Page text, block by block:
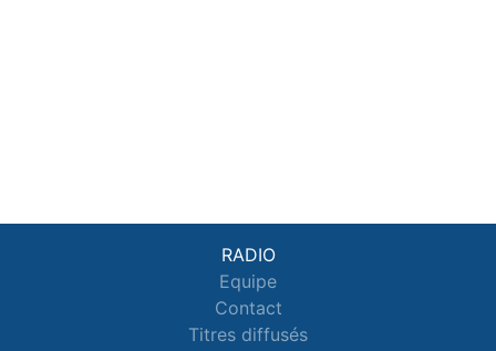
RADIO
Equipe
Contact
Titres diffusés